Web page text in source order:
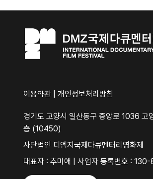
이용약관 개인정보처리방침
경기도 고양시 일산동구 중앙로 1036 고
층 (10450)
사단법인 디엠지국제다큐멘터리영화제
대표자 : 추미애 | 사업자 등록번호 :